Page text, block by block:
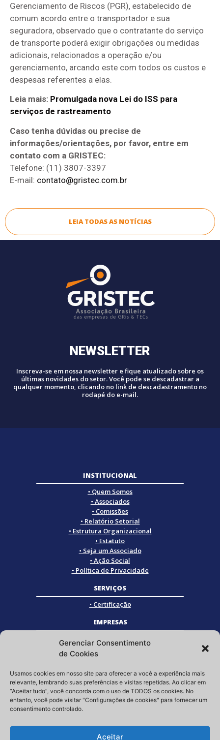
Gerenciar Consentimento
de Cookies
Usamos cookies em nosso site para oferecer a você a experiência mais
relevante, lembrando suas preferências e visitas repetidas. Ao clicar em
“Aceitar tudo”, você concorda com o uso de TODOS os cookies. No
entanto, você pode visitar "Configurações de cookies" para fornecer um
consentimento controlado.
Aceitar
Gerenciamento de Riscos (PGR), estabelecido de
comum acordo entre o transportador e sua
seguradora, observado que o contratante do serviço
de transporte poderá exigir obrigações ou medidas
adicionais, relacionados a operação e/ou
gerenciamento, arcando este com todos os custos e
despesas referentes a elas.
Leia mais: Promulgada nova Lei do ISS para
serviços de rastreamento
Caso tenha dúvidas ou precise de
informações/orientações, por favor, entre em
contato com a GRISTEC:
Telefone: (11) 3807-3397
E-mail: contato@gristec.com.br
LEIA TODAS AS NOTÍCIAS
NEWSLETTER
Inscreva-se em nossa newsletter e fique atualizado sobre os
últimas novidades do setor. Você pode se descadastrar a
qualquer momento, clicando no link de descadastramento no
rodapé do e-mail.
INSTITUCIONAL
• Quem Somos
• Associados
• Comissões
• Relatório Setorial
• Estrutura Organizacional
• Estatuto
• Seja um Associado
• Ação Social
• Política de Privacidade
SERVIÇOS
• Certificação
EMPRESAS
• Empresas Associadas
• Empresas Certificadas
• Empresas Parceiras
SOCIAL
Siga a GRISTEC nas redes sociais